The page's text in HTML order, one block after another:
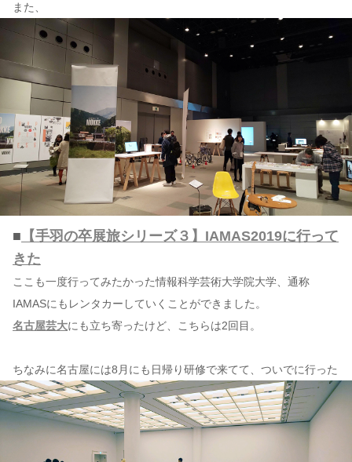
また、
■ 【手羽の卒展旅シリーズ３】IAMAS2019に行って
きた
ここも一度行ってみたかった情報科学芸術大学院大学、通称
IAMASにもレンタカーしていくことができました。
名古屋芸大にも立ち寄ったけど、こちらは2回目。
ちなみに名古屋には8月にも日帰り研修で来てて、ついでに行った